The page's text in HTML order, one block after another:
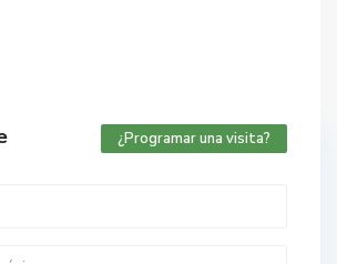
¿Programar una visita?